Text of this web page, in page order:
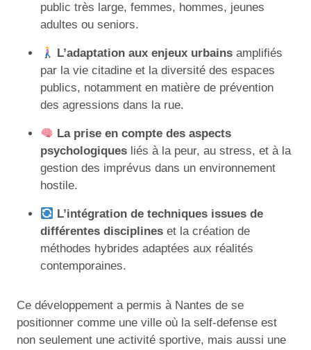
public très large, femmes, hommes, jeunes
adultes ou seniors.
L’adaptation aux enjeux urbains amplifiés
par la vie citadine et la diversité des espaces
publics, notamment en matière de prévention
des agressions dans la rue.
La prise en compte des aspects
psychologiques liés à la peur, au stress, et à la
gestion des imprévus dans un environnement
hostile.
L’intégration de techniques issues de
différentes disciplines et la création de
méthodes hybrides adaptées aux réalités
contemporaines.
Ce développement a permis à Nantes de se
positionner comme une ville où la self-defense est
non seulement une activité sportive, mais aussi une